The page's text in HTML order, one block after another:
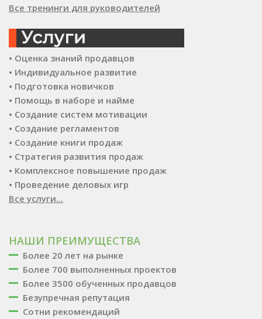
Все тренинги для руководителей
• Оценка знаний продавцов
• Индивидуальное развитие
• Подготовка новичков
• Помощь в наборе и найме
• Создание систем мотивации
• Создание регламентов
• Создание книги продаж
• Стратегия развития продаж
• Комплексное повышение продаж
• Проведение деловых игр
Все услуги...
НАШИ ПРЕИМУЩЕСТВА
Более 20 лет на рынке
Более 700 выполненных проектов
Более 3500 обученных продавцов
Безупречная репутация
Сотни рекомендаций